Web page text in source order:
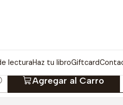
lecturaHaz tu libroGiftcard
CHIQUITIN
Agregar al Carro